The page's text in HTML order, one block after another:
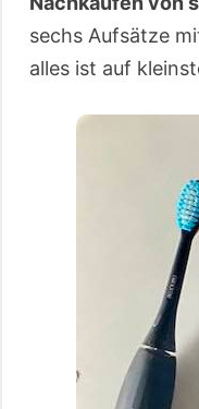
sechs Aufsätze
alles ist auf